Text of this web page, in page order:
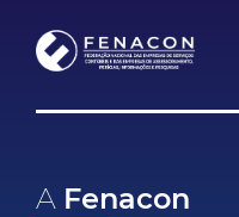
A Fenacon